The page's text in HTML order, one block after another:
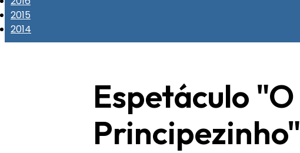
2015
2014
Espetáculo "O
Principezinho"